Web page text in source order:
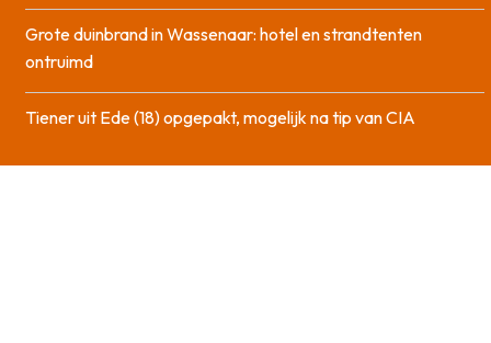
Grote duinbrand in Wassenaar: hotel en strandtenten
ontruimd
Tiener uit Ede (18) opgepakt, mogelijk na tip van CIA